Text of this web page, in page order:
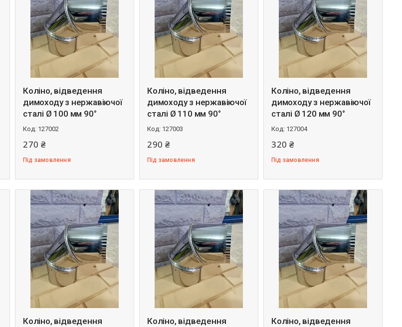
Коліно, відведення
димоходу з нержавіючої
сталі Ø 100 мм 90°
127002
270 ₴
Під замовлення
Коліно, відведення
димоходу з нержавіючої
сталі Ø 110 мм 90°
127003
290 ₴
Під замовлення
Коліно, відведення
димоходу з нержавіючої
сталі Ø 120 мм 90°
127004
320 ₴
Під замовлення
Коліно, відведення
Коліно, відведення
Коліно, відведення